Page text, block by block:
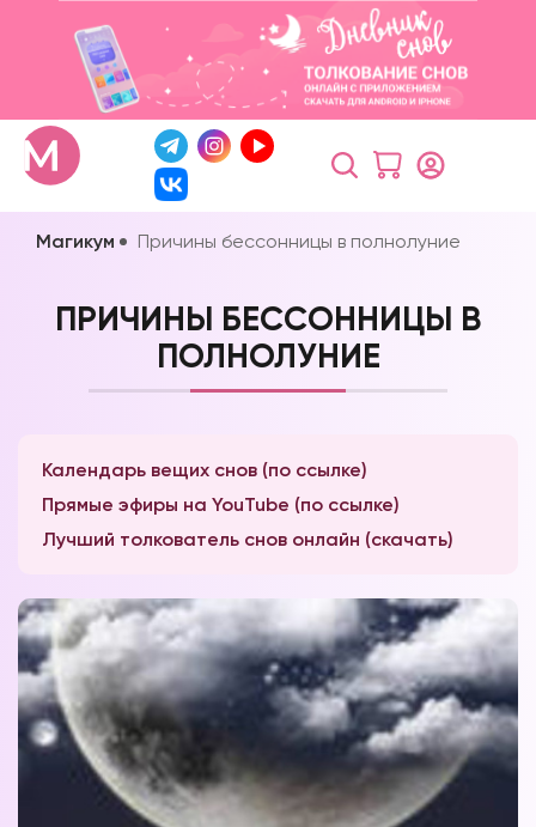
Магикум Причины бессонницы в полнолуние
ПРИЧИНЫ БЕССОННИЦЫ В
ПОЛНОЛУНИЕ
Календарь вещих снов (по ссылке)
Прямые эфиры на YouTube (по ссылке)
Лучший толкователь снов онлайн (скачать)